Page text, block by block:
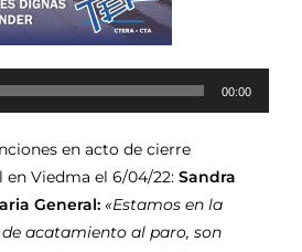
00:00
en acto de cierre
Viedma el 6/04/22: Sandra
General: «Estamos en la
acatamiento al paro, son